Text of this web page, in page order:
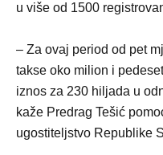
u više od 1500
– Za ovaj period od pet
takse oko milion i
iznos za 230 hiljada u
kaže Predrag Tešić
ugostiteljstvo Republike